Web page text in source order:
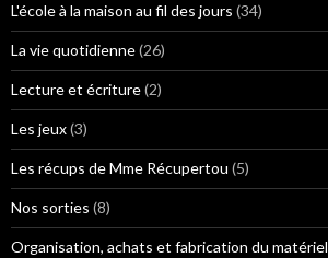
L'école à la maison au fil des jours (34)
La vie quotidienne(26)
Lecture et écriture(2)
Les jeux(3)
Les récups de Mme Récupertou (5)
Nos sorties (8)
Organisation, achats et fabrication du matériel